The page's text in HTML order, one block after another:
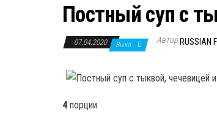
Постный суп с
07.04.2020 Выкл. Автор RUSSIAN
4 порции